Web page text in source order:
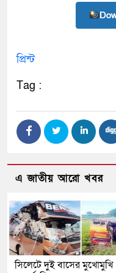
প্রিন্ট
Tag :
এ জাতীয় আরো খবর
সিলেটে দুই বাসের মুখোমুখি